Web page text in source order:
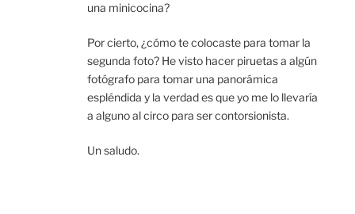
una minicocina?
Por cierto, ¿cómo te colocaste para tomar la
segunda foto? He visto hacer piruetas a algún
fotógrafo para tomar una panorámica
espléndida y la verdad es que yo me lo llevaría
a alguno al circo para ser contorsionista.
Un saludo.